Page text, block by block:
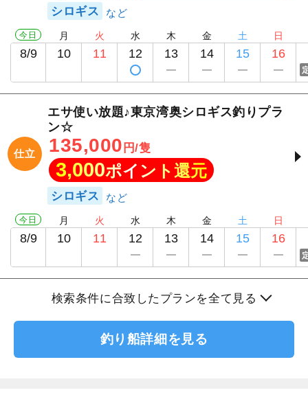
シロギス
今日
8/9
月
10
火
11
水
12
木
13
金
14
土
15
日
16
仕立
エサ使い放題♪東京湾奥シロギス釣りプラ
ン☆
135,000 円/隻
3,000ポイント還元
シロギス
今日
8/9
月
10
火
11
水
12
木
13
金
14
土
15
日
16
検索条件に合致したプランを全て見る
釣り船詳細を見る